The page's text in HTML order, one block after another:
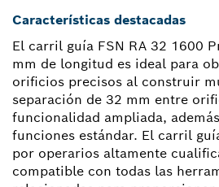
Características destacadas
El carril guía FSN RA 32 1600
mm de longitud es ideal para
orificios precisos al construir
separación de 32 mm entre
funcionalidad ampliada,
funciones estándar. El carril
por operarios altamente
compatible con todas las